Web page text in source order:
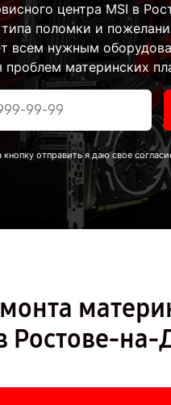
центра MSI в
типа поломки и
всем нужным
проблем материнских
отправить я даю свое
Ростове-